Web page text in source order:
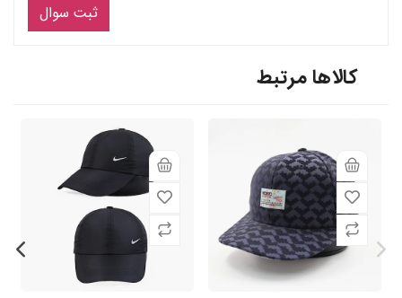
ثبت سوال
کالاها مرتبط